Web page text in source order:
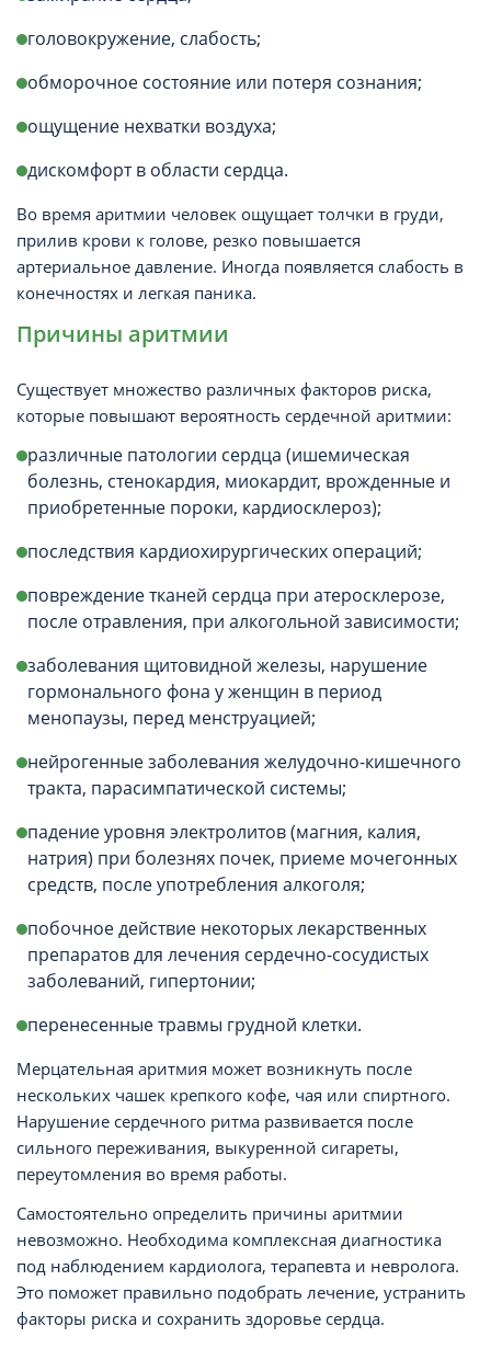
головокружение, слабость;
обморочное состояние или потеря сознания;
ощущение нехватки воздуха;
дискомфорт в области сердца.
Во время аритмии человек ощущает толчки в груди,
прилив крови к голове, резко повышается
артериальное давление. Иногда появляется слабость в
конечностях и легкая паника.
Причины аритмии
Существует множество различных факторов риска,
которые повышают вероятность сердечной аритмии:
различные патологии сердца (ишемическая
болезнь, стенокардия, миокардит, врожденные и
приобретенные пороки, кардиосклероз);
последствия кардиохирургических операций;
повреждение тканей сердца при атеросклерозе,
после отравления, при алкогольной зависимости;
заболевания щитовидной железы, нарушение
гормонального фона у женщин в период
менопаузы, перед менструацией;
нейрогенные заболевания желудочно-кишечного
тракта, парасимпатической системы;
падение уровня электролитов (магния, калия,
натрия) при болезнях почек, приеме мочегонных
средств, после употребления алкоголя;
побочное действие некоторых лекарственных
препаратов для лечения сердечно-сосудистых
заболеваний, гипертонии;
перенесенные травмы грудной клетки.
Мерцательная аритмия может возникнуть после
нескольких чашек крепкого кофе, чая или спиртного.
Нарушение сердечного ритма развивается после
сильного переживания, выкуренной сигареты,
переутомления во время работы.
Самостоятельно определить причины аритмии
невозможно. Необходима комплексная диагностика
под наблюдением кардиолога, терапевта и невролога.
Это поможет правильно подобрать лечение, устранить
факторы риска и сохранить здоровье сердца.